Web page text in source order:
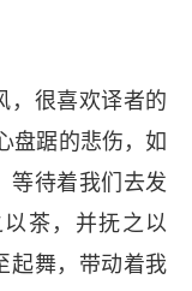
，很喜欢译者的
盘踞的悲伤，如
等待着我们去发
茶，并抚之以
起舞，带动着我